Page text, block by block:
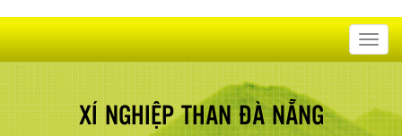
XÍ NGHIỆP THAN ĐÀ NẴNG